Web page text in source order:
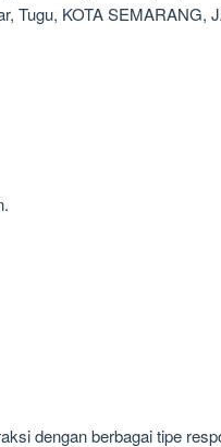
Tugu, KOTA SEMARANG,
dengan berbagai tipe